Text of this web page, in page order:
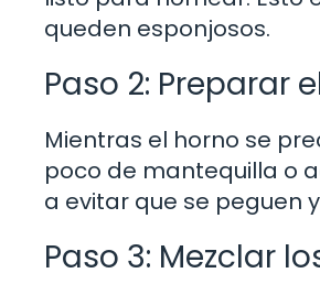
queden esponjosos.
Paso 2: Preparar
Mientras el horno se
poco de mantequilla o
a evitar que se peguen
Paso 3: Mezclar